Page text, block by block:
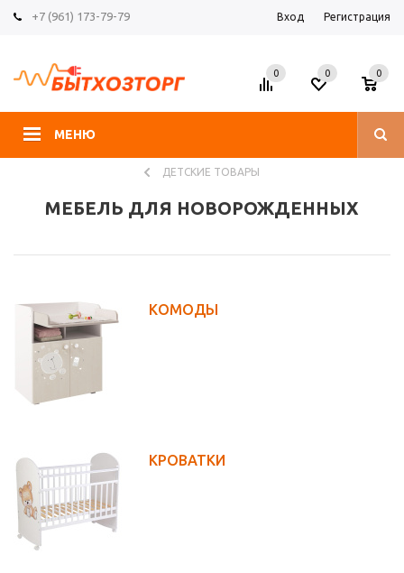
+7 (961) 173-79-79 Вход Регистрация
МЕНЮ
0 0 0
ДЕТСКИЕ ТОВАРЫ
МЕБЕЛЬ ДЛЯ НОВОРОЖДЕННЫХ
КОМОДЫ
КРОВАТКИ